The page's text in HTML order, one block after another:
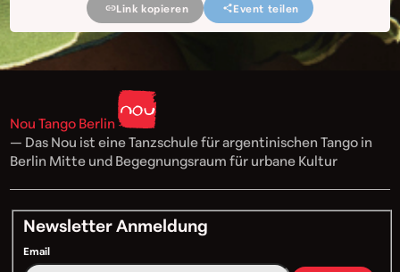
Link kopieren Event teilen
Nou Tango Berlin
— Das Nou ist eine Tanzschule für argentinischen Tango in
Berlin Mitte und Begegnungsraum für urbane Kultur
Newsletter Anmeldung
Email